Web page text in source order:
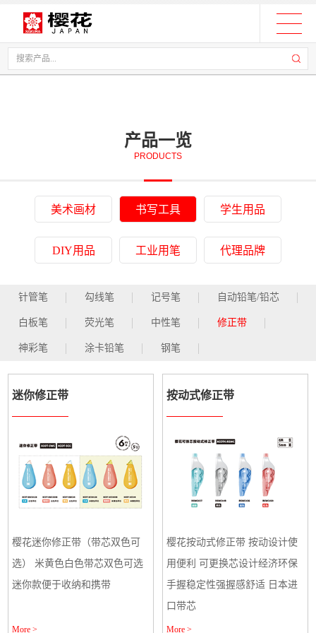
产品一览
PRODUCTS
美术画材 书写工具 学生用品
DIY用品 工业用笔 代理品牌
针管笔 勾线笔 记号笔 自动铅笔/铅芯
白板笔 荧光笔 中性笔 修正带
神彩笔 涂卡铅笔 钢笔
迷你修正带
樱花迷你修正带（带芯双色可
选） 米黄色白色带芯双色可选
迷你款便于收纳和携带
More >
按动式修正带
樱花按动式修正带 按动设计使
用便利 可更换芯设计经济环保
手握稳定性强握感舒适 日本进
口带芯
More >